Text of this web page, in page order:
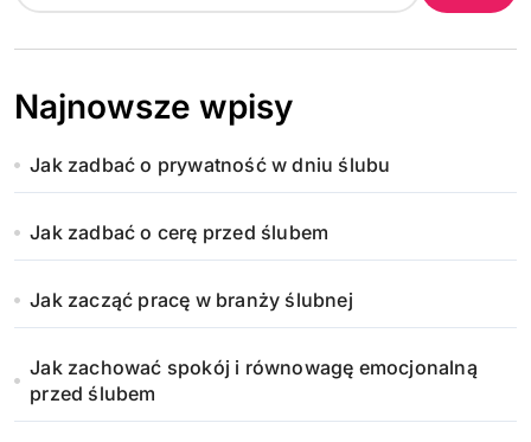
Najnowsze wpisy
Jak zadbać o prywatność w dniu ślubu
Jak zadbać o cerę przed ślubem
Jak zacząć pracę w branży ślubnej
Jak zachować spokój i równowagę emocjonalną
przed ślubem